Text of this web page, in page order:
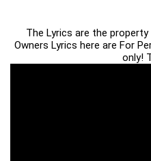
The Lyrics are the
Owners Lyrics here are For
only!